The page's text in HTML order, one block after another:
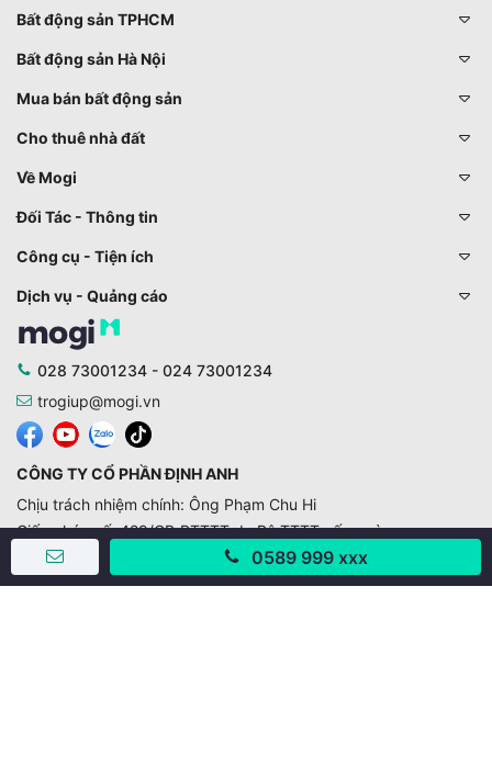
0589 999 xxx
Bất động sản TPHCM
Bất động sản Hà Nội
Mua bán bất động sản
Cho thuê nhà đất
Về Mogi
Đối Tác - Thông tin
Công cụ - Tiện ích
Dịch vụ - Quảng cáo
028 73001234 - 024 73001234
trogiup@mogi.vn
CÔNG TY CỔ PHẦN ĐỊNH ANH
Chịu trách nhiệm chính: Ông Phạm Chu Hi
Giấy phép số: 429/GP-BTTTT do Bộ TTTT cấp ngày
11/10/2019
Trụ sở chính: